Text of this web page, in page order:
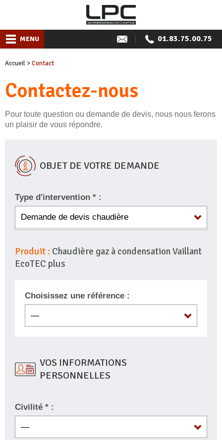
MENU 01.83.75.00.75
Accueil >Contact
Contactez-nous
Pour toute question ou demande de devis, nous nous ferons
un plaisir de vous répondre.
OBJET DE VOTRE DEMANDE
Type d'intervention * :
Produit : Chaudière gaz à condensation Vaillant
EcoTEC plus
Choisissez une référence :
VOS INFORMATIONS
PERSONNELLES
Civilité * :